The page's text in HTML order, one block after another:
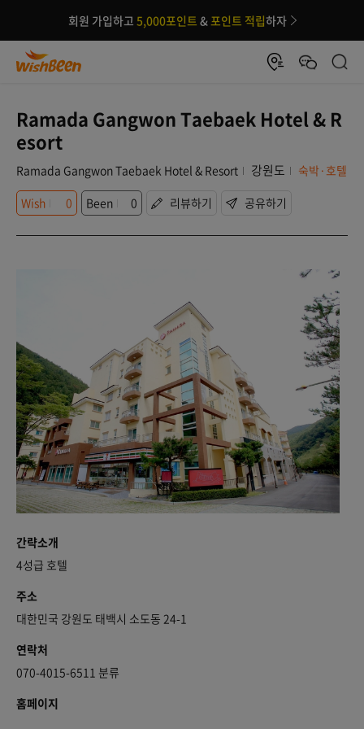
회원 가입하고 5,000포인트 &포인트 적립하자
Ramada Gangwon Taebaek Hotel & R
esort
Ramada Gangwon Taebaek Hotel & Resort 강원도
숙박·호텔
Wish
0 Been 0 리뷰하기 공유하기
간략소개
4성급 호텔
주소
대한민국 강원도 태백시 소도동 24-1
연락처
070-4015-6511 분류
홈페이지